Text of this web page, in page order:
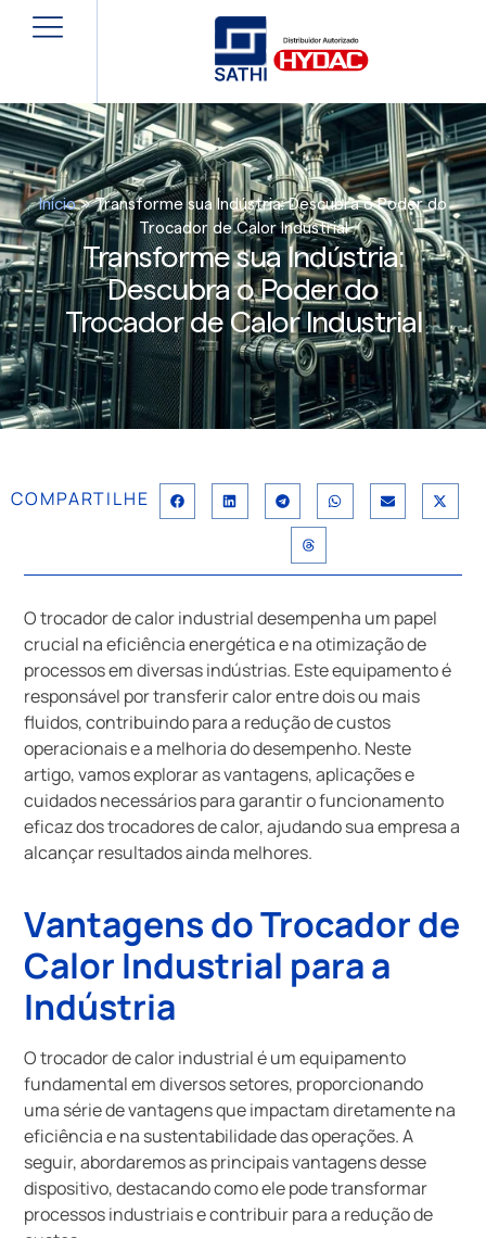
Início»Transforme sua Indústria: Descubra o Poder do
Trocador de Calor Industrial
Transforme sua Indústria:
Descubra o Poder do
Trocador de Calor Industrial
COMPARTILHE
O trocador de calor industrial desempenha um papel
crucial na eficiência energética e na otimização de
processos em diversas indústrias. Este equipamento é
responsável por transferir calor entre dois ou mais
fluidos, contribuindo para a redução de custos
operacionais e a melhoria do desempenho. Neste
artigo, vamos explorar as vantagens, aplicações e
cuidados necessários para garantir o funcionamento
eficaz dos trocadores de calor, ajudando sua empresa a
alcançar resultados ainda melhores.
Vantagens do Trocador de
Calor Industrial para a
Indústria
O trocador de calor industrial é um equipamento
fundamental em diversos setores, proporcionando
uma série de vantagens que impactam diretamente na
eficiência e na sustentabilidade das operações. A
seguir, abordaremos as principais vantagens desse
dispositivo, destacando como ele pode transformar
processos industriais e contribuir para a redução de